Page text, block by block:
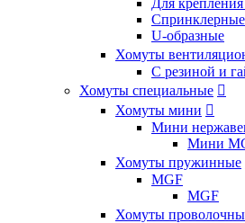
Для
Спринклерные
U-образные
Хомуты
С резиной и
Хомуты специальные 
Хомуты мини 
Мини
Мини
Хомуты пружинные
MGF
MGF
Хомуты